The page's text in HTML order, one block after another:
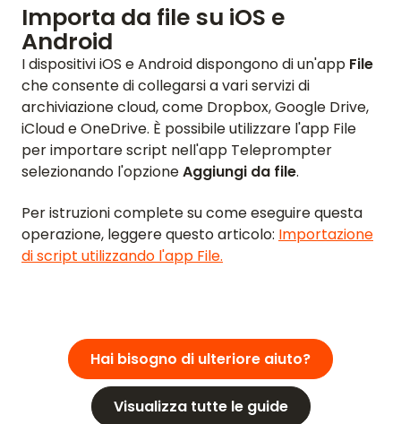
Importa da file su iOS e
Android
I dispositivi iOS e Android dispongono di un'app File
che consente di collegarsi a vari servizi di
archiviazione cloud, come Dropbox, Google Drive,
iCloud e OneDrive. È possibile utilizzare l'app File
per importare script nell'app Teleprompter
selezionando l'opzioneAggiungi da file.
Per istruzioni complete su come eseguire questa
operazione, leggere questo articolo: Importazione
di script utilizzando l'app File.
Hai bisogno di ulteriore aiuto?
Visualizza tutte le guide